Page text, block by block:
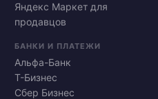
Яндекс Маркет для
продавцов
БАНКИ И ПЛАТЕЖИ
Альфа-Банк
Т-Бизнес
Сбер Бизнес